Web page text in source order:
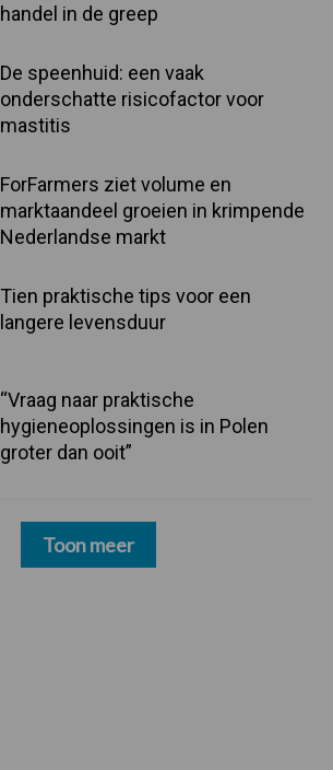
handel in de greep
De speenhuid: een vaak
onderschatte risicofactor voor
mastitis
ForFarmers ziet volume en
marktaandeel groeien in krimpende
Nederlandse markt
Tien praktische tips voor een
langere levensduur
“Vraag naar praktische
hygieneoplossingen is in Polen
groter dan ooit”
Toon meer